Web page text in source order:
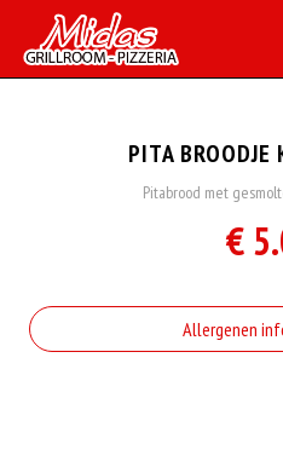
PITA BROODJE
Pitabrood met
€
Allergenen